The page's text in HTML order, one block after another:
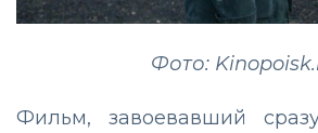
Фото:
Фильм, завоевавший